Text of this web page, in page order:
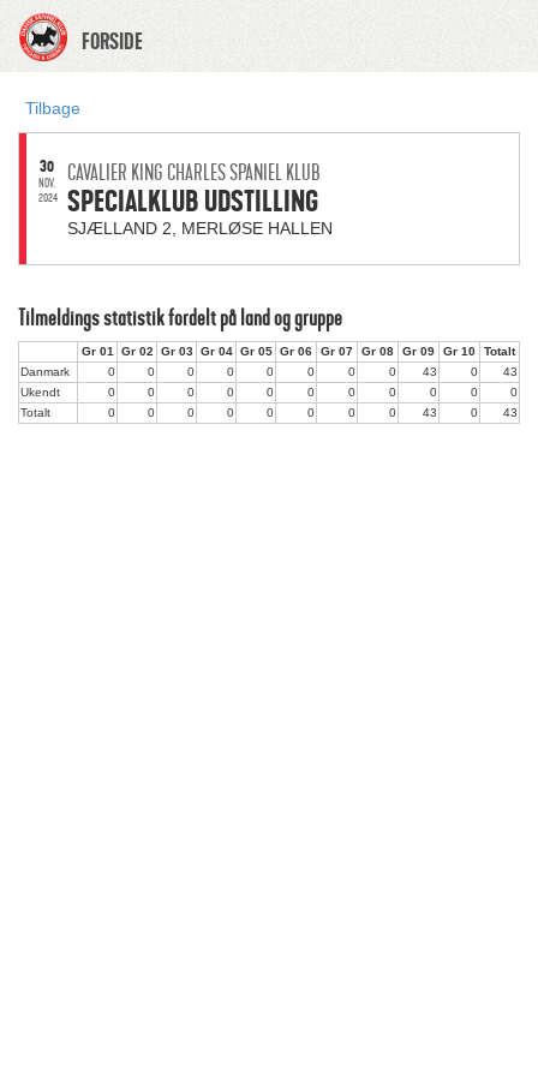
FORSIDE
Tilbage
30
NOV.
2024
CAVALIER KING CHARLES SPANIEL KLUB
SPECIALKLUB UDSTILLING
SJÆLLAND 2, MERLØSE HALLEN
Tilmeldings statistik fordelt på land og gruppe
Gr 01 Gr 02 Gr 03 Gr 04 Gr 05 Gr 06 Gr 07 Gr 08 Gr 09 Gr 10
Totalt
Danmark
0 0 0 0 0 0 0 0 43 0
43
Ukendt
0 0 0 0 0 0 0 0 0 0
0
Totalt
0 0 0 0 0 0 0 0 43 0 43